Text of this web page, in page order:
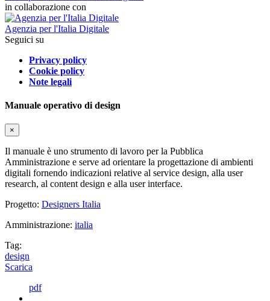
in collaborazione con
Agenzia per l'Italia Digitale
Seguici su
Privacy policy
Cookie policy
Note legali
Manuale operativo di design
×
Il manuale è uno strumento di lavoro per la Pubblica
Amministrazione e serve ad orientare la progettazione di ambienti
digitali fornendo indicazioni relative al service design, alla user
research, al content design e alla user interface.
Progetto: Designers Italia
Amministrazione: italia
Tag:
design
Scarica
pdf